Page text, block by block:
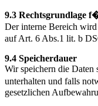
9.3 Rechtsgrundlage
Der interne Bereich
auf Art. 6 Abs.1 lit. b
9.4 Speicherdauer
Wir speichern die Daten
unterhalten und falls
gesetzlichen